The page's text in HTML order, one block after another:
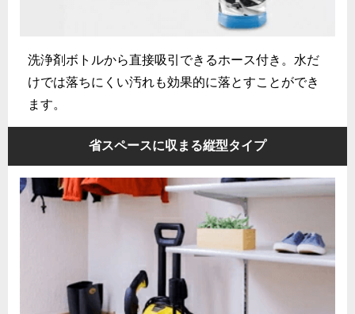
洗浄剤ボトルから直接吸引できるホース付き。水だ
けでは落ちにくい汚れも効果的に落とすことができ
ます。
省スペースに収まる縦型タイプ